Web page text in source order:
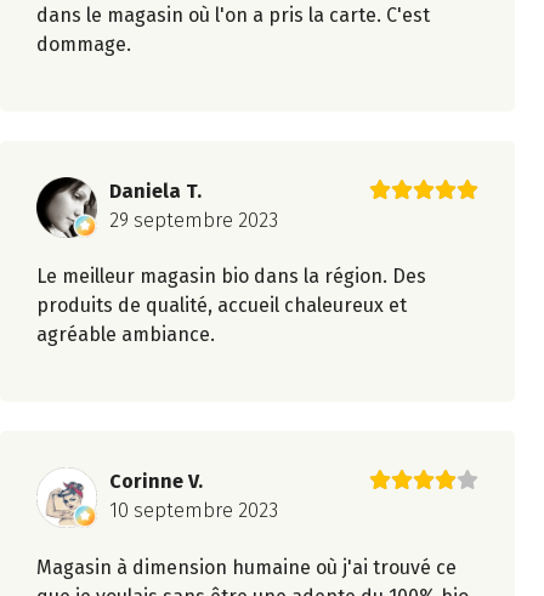
dans le magasin où l'on a pris la carte. C'est
dommage.
Daniela T.
29 septembre 2023
Le meilleur magasin bio dans la région. Des
produits de qualité, accueil chaleureux et
agréable ambiance.
Corinne V.
10 septembre 2023
Magasin à dimension humaine où j'ai trouvé ce